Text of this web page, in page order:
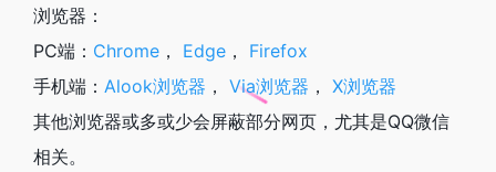
浏览器：
PC端： Chrome ， Edge ， Firefox
手机端： Alook浏览器 ， Via浏览器 ， X浏览器
其他浏览器或多或少会屏蔽部分网页，尤其是QQ微信
相关。